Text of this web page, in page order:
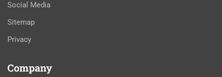
Social Media
Sitemap
Privacy
Company